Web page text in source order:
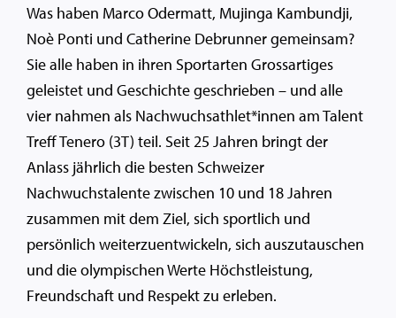
Was haben Marco Odermatt, Mujinga Kambundji,
Noè Ponti und Catherine Debrunner gemeinsam?
Sie alle haben in ihren Sportarten Grossartiges
geleistet und Geschichte geschrieben – und alle
vier nahmen als Nachwuchsathlet*innen am Talent
Treff Tenero (3T) teil. Seit 25 Jahren bringt der
Anlass jährlich die besten Schweizer
Nachwuchstalente zwischen 10 und 18 Jahren
zusammen mit dem Ziel, sich sportlich und
persönlich weiterzuentwickeln, sich auszutauschen
und die olympischen Werte Höchstleistung,
Freundschaft und Respekt zu erleben.